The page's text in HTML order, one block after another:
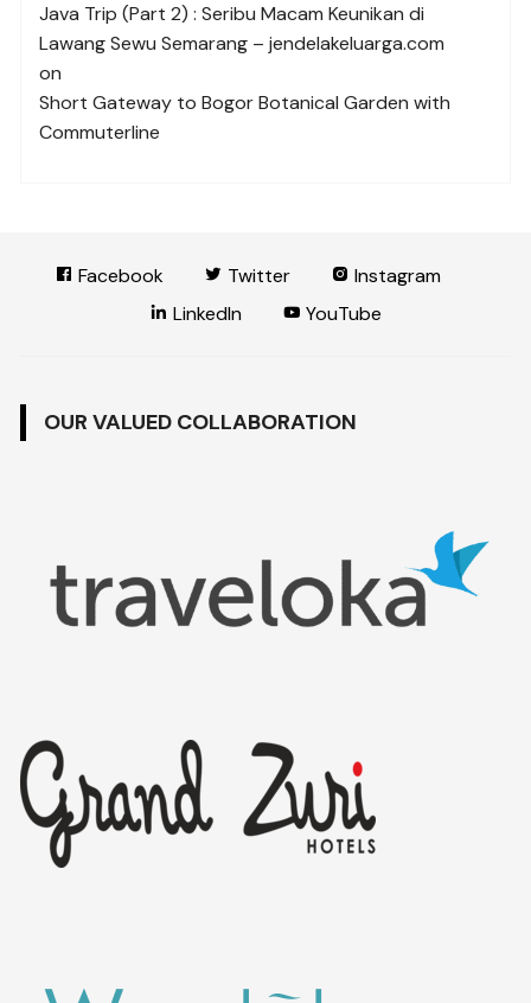
Java Trip (Part 2) : Seribu Macam Keunikan di
Lawang Sewu Semarang – jendelakeluarga.com
on
Short Gateway to Bogor Botanical Garden with
Commuterline
Facebook Twitter
Instagram
LinkedIn
YouTube
OUR VALUED COLLABORATION